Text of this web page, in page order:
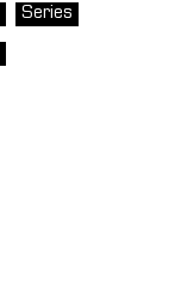
Series